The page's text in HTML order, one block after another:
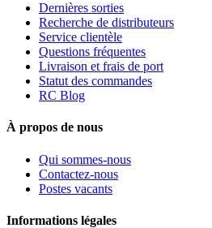
Dernières sorties
Recherche de distributeurs
Service clientèle
Questions fréquentes
Livraison et frais de port
Statut des commandes
RC Blog
À propos de nous
Qui sommes-nous
Contactez-nous
Postes vacants
Informations légales